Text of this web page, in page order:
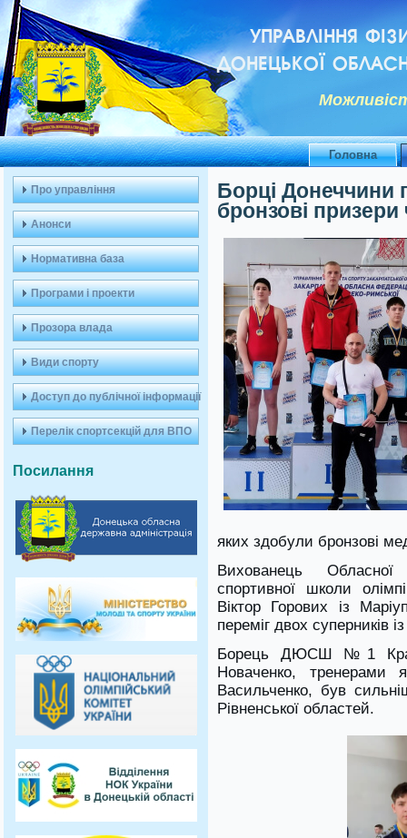
УПРАВЛІННЯ
ДОНЕЦЬКОЇ
Головна
Про управління
Анонси
Нормативна база
Програми і проекти
Прозора влада
Види спорту
Доступ до публічної інформації
Перелік спортсекцій для ВПО
Посилання
Борці Донеччини
бронзові призери
яких здобули бронзові
Вихованець Обласної
спортивної школи
Віктор Горових із
переміг двох суперників
Борець ДЮСШ №1
Новаченко, тренерами
Васильченко, був
Рівненської областей.